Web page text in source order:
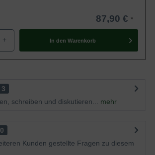
87,90 €
+ In den Warenkorb
3
schreiben und diskutieren...
mehr
0
Kunden gestellte Fragen zu diesem